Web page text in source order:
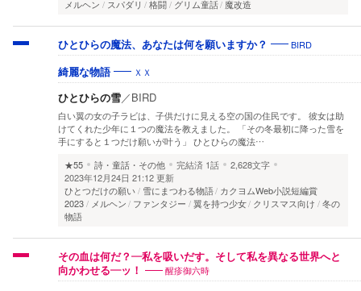
メルヘン スパダリ 格闘 グリム童話 魔改造
ひとひらの魔法、あなたは何を願いますか？ BIRD
綺麗な物語 ＸＸ
ひとひらの雪／BIRD
白い翼の女の子ラビは、子供だけに見える空の国の住民です。 彼女は助
けてくれた少年に１つの魔法を教えました。 「その冬最初に降った雪を
手にすると１つだけ願いが叶う」 ひとひらの魔法…
★55
詩・童話・その他 完結済 1話
2,628文字
2023年12月24日 21:12 更新
ひとつだけの願い
雪にまつわる物語 カクヨムWeb小説短編賞
2023
メルヘン ファンタジー 翼を持つ少女 クリスマス向け
冬の
物語
その血は何だ？―私を吸いだす。そして私を異なる世界へと
向かわせる―ッ！
醒疹御六時